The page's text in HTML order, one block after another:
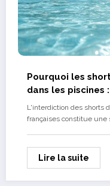
Pourquoi les
dans les piscines
expliquees
L'interdiction des shorts
françaises constitue une
Lire la suite